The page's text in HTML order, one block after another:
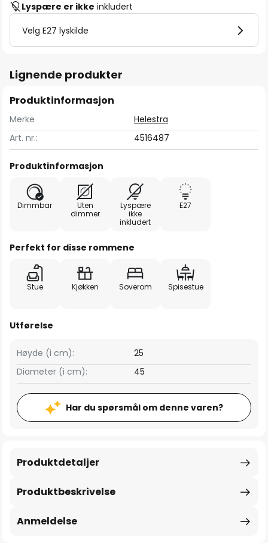
Lyspære er ikke inkludert
Velg E27 lyskilde
Lignende produkter
Produktinformasjon
Merke
Helestra
Art. nr.:
4516487
Produktinformasjon
Dimmbar
Uten
dimmer
Lyspære
ikke
inkludert
E27
Perfekt for disse rommene
Stue Kjøkken Soverom Spisestue
Utførelse
Høyde (i cm):
25
Diameter (i cm):
45
Har du spørsmål om denne varen?
Produktbeskrivelse
Produktdetaljer
Anmeldelse